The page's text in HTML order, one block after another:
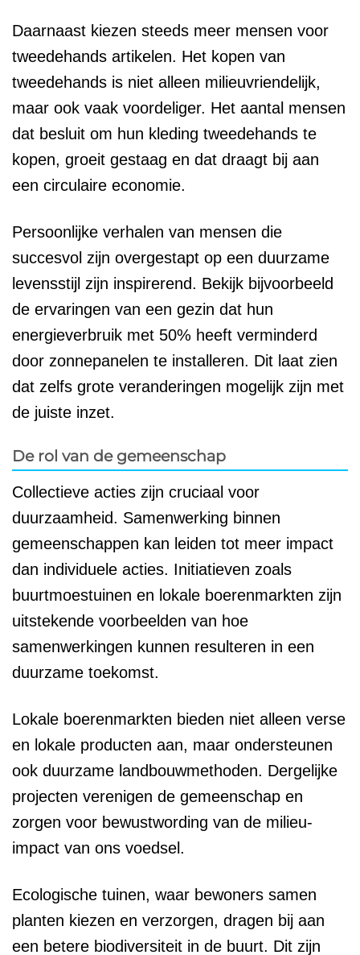
Daarnaast kiezen steeds meer mensen voor
tweedehands artikelen. Het kopen van
tweedehands is niet alleen milieuvriendelijk,
maar ook vaak voordeliger. Het aantal mensen
dat besluit om hun kleding tweedehands te
kopen, groeit gestaag en dat draagt bij aan
een circulaire economie.
Persoonlijke verhalen van mensen die
succesvol zijn overgestapt op een duurzame
levensstijl zijn inspirerend. Bekijk bijvoorbeeld
de ervaringen van een gezin dat hun
energieverbruik met 50% heeft verminderd
door zonnepanelen te installeren. Dit laat zien
dat zelfs grote veranderingen mogelijk zijn met
de juiste inzet.
De rol van de gemeenschap
Collectieve acties zijn cruciaal voor
duurzaamheid. Samenwerking binnen
gemeenschappen kan leiden tot meer impact
dan individuele acties. Initiatieven zoals
buurtmoestuinen en lokale boerenmarkten zijn
uitstekende voorbeelden van hoe
samenwerkingen kunnen resulteren in een
duurzame toekomst.
Lokale boerenmarkten bieden niet alleen verse
en lokale producten aan, maar ondersteunen
ook duurzame landbouwmethoden. Dergelijke
projecten verenigen de gemeenschap en
zorgen voor bewustwording van de milieu-
impact van ons voedsel.
Ecologische tuinen, waar bewoners samen
planten kiezen en verzorgen, dragen bij aan
een betere biodiversiteit in de buurt. Dit zijn